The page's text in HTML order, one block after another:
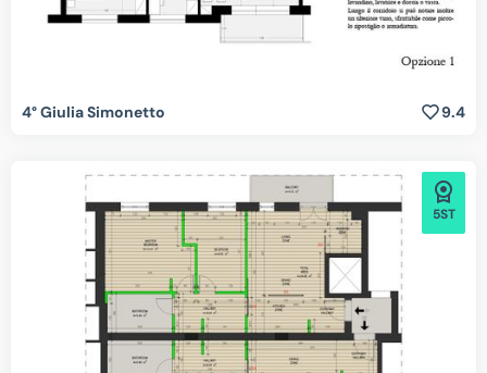
4° Giulia Simonetto 9.4
5ST